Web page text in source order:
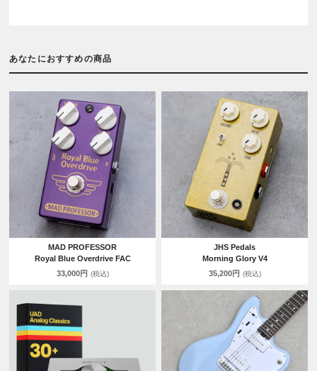
あなたにおすすめの商品
MAD PROFESSOR
Royal Blue Overdrive FAC
33,000円 (税込)
JHS Pedals
Morning Glory V4
35,200円 (税込)